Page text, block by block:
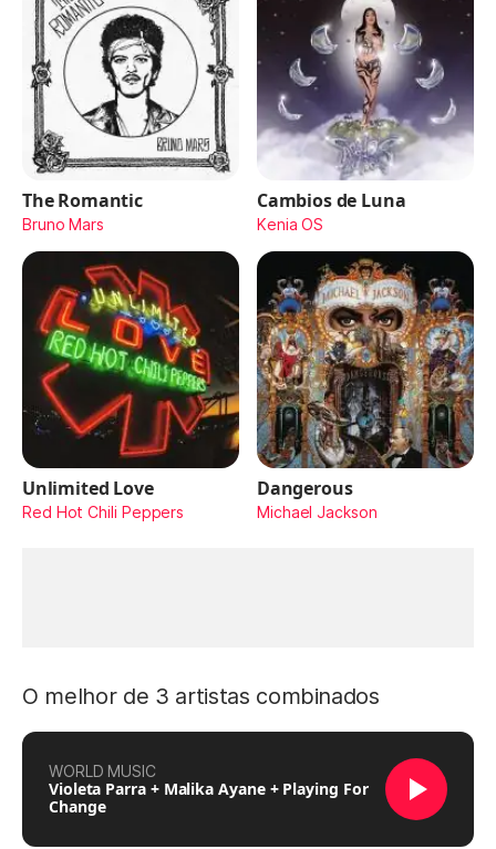
The Romantic
Bruno Mars
Cambios de Luna
Kenia OS
Unlimited Love
Red Hot Chili Peppers
Dangerous
Michael Jackson
O melhor de 3 artistas combinados
WORLD MUSIC
Violeta Parra + Malika Ayane + Playing For
Change